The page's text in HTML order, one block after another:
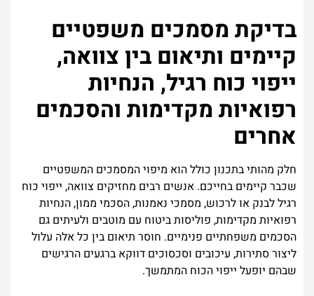
בדיקת מסמכים משפטיים
קיימים ותיאום בין צוואה,
ייפוי כוח רגיל, הנחיות
רפואיות מקדימות והסכמים
אחרים
חלק מהותי בתכנון כולל הוא מיפוי המסמכים המשפטיים
שכבר קיימים בחייכם. אנשים רבים מחזיקים צוואה, ייפוי כוח
רגיל לבנק או לרכוש, מסמכי נאמנות, הסכמי ממון, הנחיות
רפואיות מקדימות, פוליסות ביטוח עם מוטבים ולעיתים גם
הסכמים משפחתיים פנימיים. חוסר תיאום בין כל אלה עלול
ליצור סתירות, עיכובים וסכסוכים דווקא ברגעים הרגישים
שבהם יופעל ייפוי הכוח המתמשך.